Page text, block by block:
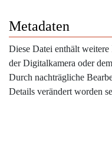
Metadaten
Diese Datei enthält
der Digitalkamera oder
Durch nachträgliche
Details verändert worden